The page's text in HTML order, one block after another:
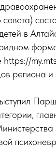
в
региона